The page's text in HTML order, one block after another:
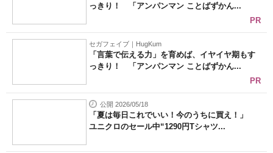
っきり！ 「アンパンマン ことばずかん...
PR
セガフェイブ｜HugKum
「言葉で伝える力」を育めば、イヤイヤ期もす
っきり！ 「アンパンマン ことばずかん...
PR
公開 2026/05/18
「夏は毎日これでいい！今のうちに買え！」
ユニクロのセール中“1290円Tシャツ...